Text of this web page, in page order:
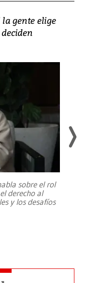
la gente elige
sobre el rol
derecho al
y los desafíos